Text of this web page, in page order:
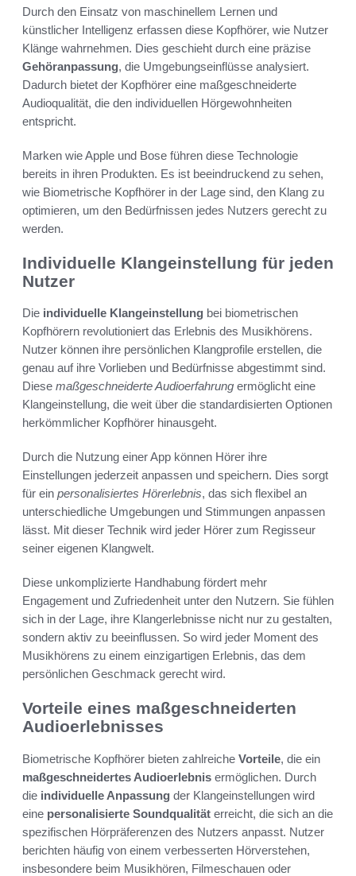
Durch den Einsatz von maschinellem Lernen und
künstlicher Intelligenz erfassen diese Kopfhörer, wie Nutzer
Klänge wahrnehmen. Dies geschieht durch eine präzise
Gehöranpassung, die Umgebungseinflüsse analysiert.
Dadurch bietet der Kopfhörer eine maßgeschneiderte
Audioqualität, die den individuellen Hörgewohnheiten
entspricht.
Marken wie Apple und Bose führen diese Technologie
bereits in ihren Produkten. Es ist beeindruckend zu sehen,
wie Biometrische Kopfhörer in der Lage sind, den Klang zu
optimieren, um den Bedürfnissen jedes Nutzers gerecht zu
werden.
Individuelle Klangeinstellung für jeden
Nutzer
Die individuelle Klangeinstellung bei biometrischen
Kopfhörern revolutioniert das Erlebnis des Musikhörens.
Nutzer können ihre persönlichen Klangprofile erstellen, die
genau auf ihre Vorlieben und Bedürfnisse abgestimmt sind.
Diese maßgeschneiderte Audioerfahrung ermöglicht eine
Klangeinstellung, die weit über die standardisierten Optionen
herkömmlicher Kopfhörer hinausgeht.
Durch die Nutzung einer App können Hörer ihre
Einstellungen jederzeit anpassen und speichern. Dies sorgt
für ein personalisiertes Hörerlebnis, das sich flexibel an
unterschiedliche Umgebungen und Stimmungen anpassen
lässt. Mit dieser Technik wird jeder Hörer zum Regisseur
seiner eigenen Klangwelt.
Diese unkomplizierte Handhabung fördert mehr
Engagement und Zufriedenheit unter den Nutzern. Sie fühlen
sich in der Lage, ihre Klangerlebnisse nicht nur zu gestalten,
sondern aktiv zu beeinflussen. So wird jeder Moment des
Musikhörens zu einem einzigartigen Erlebnis, das dem
persönlichen Geschmack gerecht wird.
Vorteile eines maßgeschneiderten
Audioerlebnisses
Biometrische Kopfhörer bieten zahlreiche Vorteile, die ein
maßgeschneidertes Audioerlebnis ermöglichen. Durch
die individuelle Anpassung der Klangeinstellungen wird
eine personalisierte Soundqualität erreicht, die sich an die
spezifischen Hörpräferenzen des Nutzers anpasst. Nutzer
berichten häufig von einem verbesserten Hörverstehen,
insbesondere beim Musikhören, Filmeschauen oder